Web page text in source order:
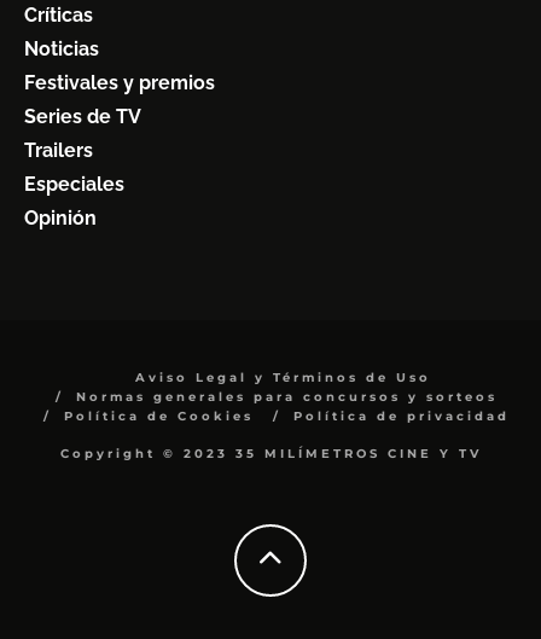
Críticas
Noticias
Festivales y premios
Series de TV
Trailers
Especiales
Opinión
Aviso Legal y Términos de Uso
Normas generales para concursos y sorteos
Política de Cookies
Política de privacidad
Copyright © 2023 35 MILÍMETROS CINE Y TV